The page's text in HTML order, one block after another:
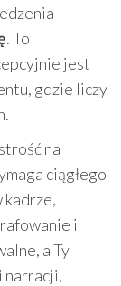
. To
jest
gdzie liczy
na
ciągłego
kadrze,
i
a Ty
narracji,